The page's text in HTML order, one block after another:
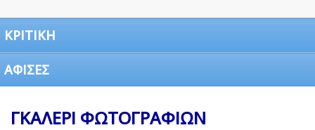
ΚΡΙΤΙΚΗ
ΑΦΙΣΕΣ
ΓΚΑΛΕΡΙ ΦΩΤΟΓΡΑΦΙΩΝ